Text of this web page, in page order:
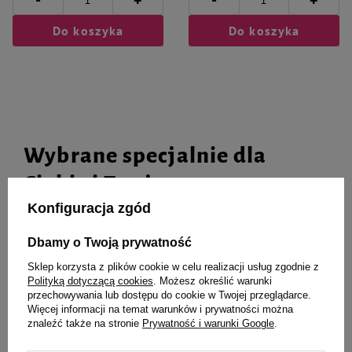
tłuszczowych pochodzenia naturalnego zawierających m. in. kwas
Do koszyka Do koszyka
Wybrane specjalnie dla
Ciebie i Twojego czworonoga
czyszczenia dla zwierząt z
aloesem i talkiem 40 szt.
11,99 zł 0,30 zł / szt.
plecionego sznurka Blue Flower
29 cm
18,99 zł
Konfiguracja zgód
Dbamy o Twoją prywatność
Sklep korzysta z plików cookie w celu realizacji usług zgodnie z
Polityką dotyczącą cookies. Możesz określić warunki
przechowywania lub dostępu do cookie w Twojej przeglądarce.
Więcej informacji na temat warunków i prywatności można
znaleźć także na stronie Prywatność i warunki Google.